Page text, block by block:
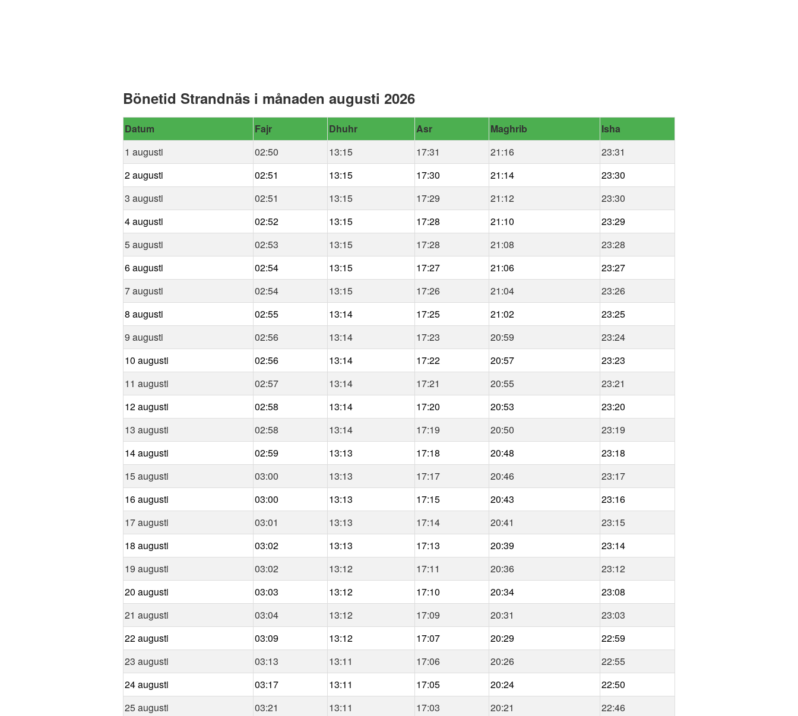
Bönetid Strandnäs i månaden augusti 2026
Datum Fajr Dhuhr Asr Maghrib
Isha
1 augusti
02:50 13:15 17:31 21:16
23:31
2 augusti
02:51 13:15 17:30 21:14
23:30
3 augusti
02:51 13:15 17:29 21:12
23:30
4 augusti
02:52 13:15 17:28 21:10
23:29
5 augusti
02:53 13:15 17:28 21:08
23:28
6 augusti
02:54 13:15 17:27 21:06
23:27
7 augusti
02:54 13:15 17:26 21:04
23:26
8 augusti
02:55 13:14 17:25 21:02
23:25
9 augusti
02:56 13:14 17:23 20:59
23:24
10 augusti
02:56 13:14 17:22 20:57
23:23
11 augusti
02:57 13:14 17:21 20:55
23:21
12 augusti
02:58 13:14 17:20 20:53
23:20
13 augusti
02:58 13:14 17:19 20:50
23:19
14 augusti
02:59 13:13 17:18 20:48
23:18
15 augusti
03:00 13:13 17:17 20:46
23:17
16 augusti
03:00 13:13 17:15 20:43
23:16
17 augusti
03:01 13:13 17:14 20:41
23:15
18 augusti
03:02 13:13 17:13 20:39
23:14
19 augusti
03:02 13:12 17:11 20:36
23:12
20 augusti
03:03 13:12 17:10 20:34
23:08
21 augusti
03:04 13:12 17:09 20:31
23:03
22 augusti
03:09 13:12 17:07 20:29
22:59
23 augusti
03:13 13:11 17:06 20:26
22:55
24 augusti
03:17 13:11 17:05 20:24
22:50
25 augusti
03:21 13:11 17:03 20:21
22:46